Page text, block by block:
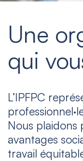
Une
qui
L’IPFPC
Nous plaidons
avantages
travail